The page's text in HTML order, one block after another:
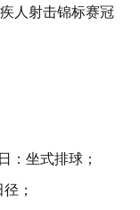
人射击锦标赛冠
：坐式排球；
；